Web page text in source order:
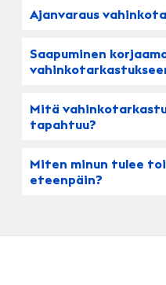
Ajanvaraus
Saapuminen
Mitä
tapahtuu?
Miten minun tulee
eteenpäin?